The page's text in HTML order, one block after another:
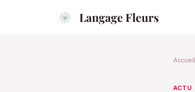
Langage Fleurs
Accueil
ACTU